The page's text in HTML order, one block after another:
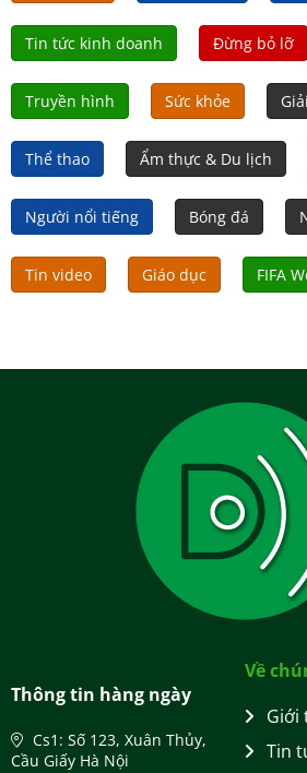
Tin tức kinh doanh Đừng bỏ lỡ
Truyền hình Sức khỏe
Thể thao Ẩm thực & Du lịch
Người nổi tiếng Bóng đá
Tin video Giáo dục FIFA
Thông tin hàng ngày
Cs1: Số 123, Xuân Thủy,
Cầu Giấy Hà Nội
Về
Giới
Tin